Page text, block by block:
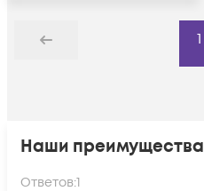
Назад
1
Наши преимущества
Ответов:1